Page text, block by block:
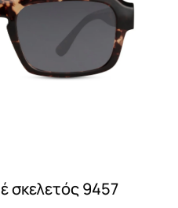
σκελετός 9457